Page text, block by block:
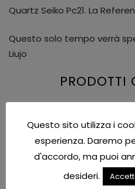
Quartz Seiko Pc21. La
Questo solo tempo verrà
Liujo
PRODOTTI
IN
Questo sito utilizza i
esperienza. Daremo
d'accordo, ma puoi
desideri.